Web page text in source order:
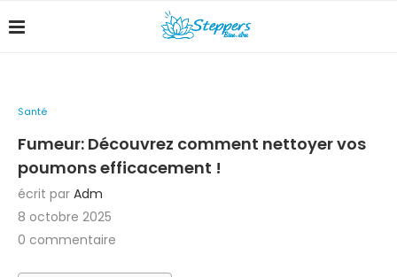
Santé
Fumeur: Découvrez comment nettoyer vos
poumons efficacement !
écrit par Adm
8 octobre 2025
0 commentaire